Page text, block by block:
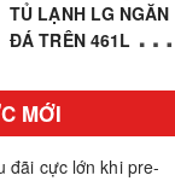
TỦ LẠNH LG NGĂN
ĐÁ TRÊN 461L MẶT
LTB46BLG
MỚI
đãi cực lớn khi pre-